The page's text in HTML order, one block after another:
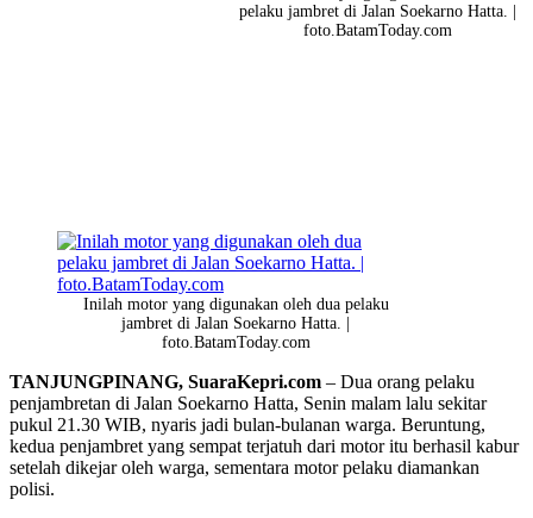
pelaku jambret di Jalan Soekarno Hatta. |
foto.BatamToday.com
Inilah motor yang digunakan oleh dua pelaku
jambret di Jalan Soekarno Hatta. |
foto.BatamToday.com
TANJUNGPINANG, SuaraKepri.com – Dua orang pelaku
penjambretan di Jalan Soekarno Hatta, Senin malam lalu sekitar
pukul 21.30 WIB, nyaris jadi bulan-bulanan warga. Beruntung,
kedua penjambret yang sempat terjatuh dari motor itu berhasil kabur
setelah dikejar oleh warga, sementara motor pelaku diamankan
polisi.